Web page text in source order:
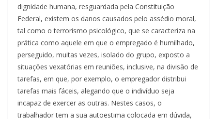
dignidade humana, resguardada pela Constituição
Federal, existem os danos causados pelo assédio moral,
tal como o terrorismo psicológico, que se caracteriza na
prática como aquele em que o empregado é humilhado,
perseguido, muitas vezes, isolado do grupo, exposto a
situações vexatórias em reuniões, inclusive, na divisão de
tarefas, em que, por exemplo, o empregador distribui
tarefas mais fáceis, alegando que o indivíduo seja
incapaz de exercer as outras. Nestes casos, o
trabalhador tem a sua autoestima colocada em dúvida,